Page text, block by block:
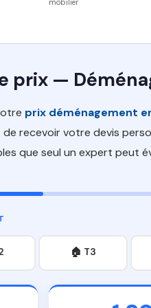
mobilier
prix —
prix déménagement
recevoir votre devis
que seul un expert peut
🏠 T3